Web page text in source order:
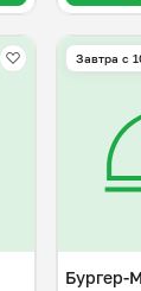
Завтра c
Бургер-